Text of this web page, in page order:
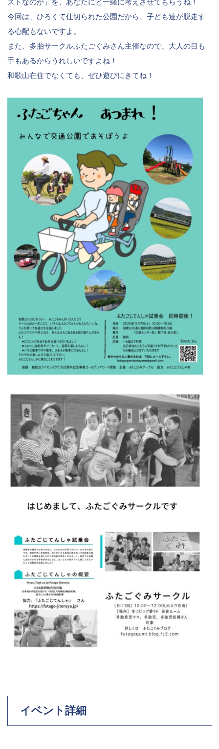
ストなのか」を、あなたにと一緒に考えさせてもらうね！
今回は、ひろくて仕切られた公園だから、子ども達が脱走す
る心配もないですよ。
また、多胎サークルふたごぐみさん主催なので、大人の目も
手もあるからうれしいですよね！
和歌山在住でなくても、ぜひ遊びにきてね！
イベント詳細